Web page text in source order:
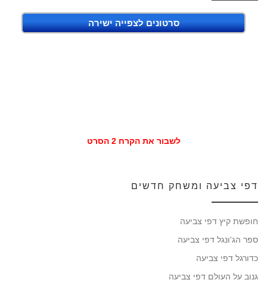
סרטונים לצפייה ישירה
לשבור את הקרח 2 הסרט
דפי צביעה ומשחק חדשים
חופשת קיץ דפי צביעה
ספר הג'ונגל דפי צביעה
כדורגל דפי צביעה
גנוב על העולם דפי צביעה